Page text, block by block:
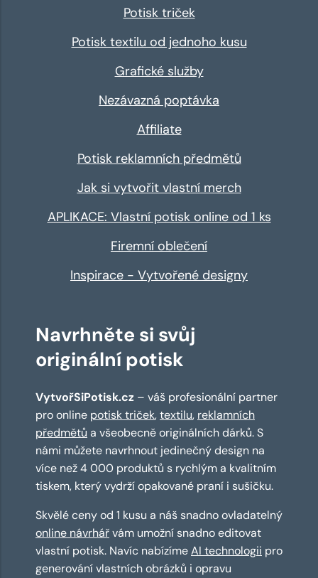
Potisk triček
Potisk textilu od jednoho kusu
Grafické služby
Nezávazná poptávka
Affiliate
Potisk reklamních předmětů
Jak si vytvořit vlastní merch
APLIKACE: Vlastní potisk online od 1 ks
Firemní oblečení
Inspirace - Vytvořené designy
Navrhněte si svůj
originální potisk
VytvořSiPotisk.cz – váš profesionální partner
pro online potisk triček,textilu, reklamních
předmětů a všeobecně originálních dárků. S
námi můžete navrhnout jedinečný design na
více než 4 000 produktů s rychlým a kvalitním
tiskem, který vydrží opakované praní i sušičku.
Skvělé ceny od 1 kusu a náš snadno ovladatelný
online návrhářvám umožní snadno editovat
vlastní potisk. Navíc nabízímeAI technologii pro
generování vlastních obrázků i opravu